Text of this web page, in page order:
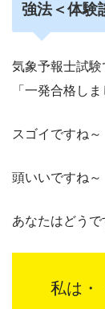
強法＜体験
気象予報士試験
「一発合格し
スゴイですね～
頭いいですね～
あなたはどうで
私は・